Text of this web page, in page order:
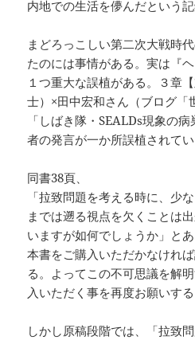
内地での生活を儚んだという
まどろっこしい第二次大戦時
たのには事情がある。実は『
１つ重大な誤植がある。３章
士）×田中宏和さん（ブログ「
「しばき隊・SEALDs現象の
者の発言が一か所誤植されてい
同書38頁、
「拉致問題を考える時に、少
までは遡る視点を欠くことは
いますが如何でしょうか」と
本書をご購入いただかなけれ
る。よってこの不可思議を解
入いただく事を再度お願いする
しかし原稿段階では、「拉致